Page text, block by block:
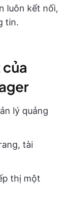
luôn kết nối,
tin.
lý quảng
tài
thị một